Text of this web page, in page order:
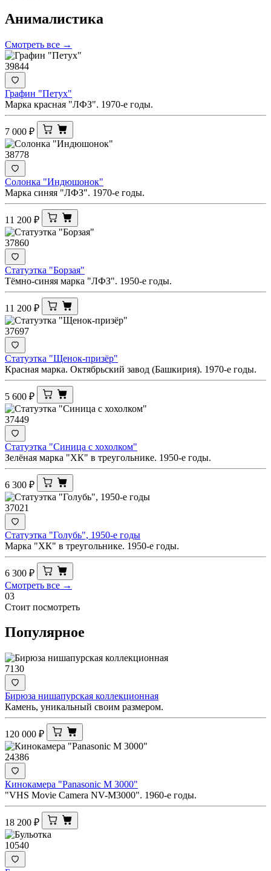
Анималистика
Смотреть все →
39844
Графин "Петух"
Марка красная "ЛФЗ". 1970-е годы.
7 000 ₽
38778
Солонка "Индюшонок"
Марка синяя "ЛФЗ". 1970-е годы.
11 200 ₽
37860
Статуэтка "Борзая"
Тёмно-синяя марка "ЛФЗ". 1950-е годы.
11 200 ₽
37697
Статуэтка "Щенок-призёр"
Красная марка. Октябрьский завод (Башкирия). 1970-е годы.
5 600 ₽
37449
Статуэтка "Синица с хохолком"
Зелёная марка "ХК" в треугольнике. 1950-е годы.
6 300 ₽
37021
Статуэтка "Голубь", 1950-е годы
Марка "ХК" в треугольнике. 1950-е годы.
6 300 ₽
Смотреть все →
03
Стоит посмотреть
Популярное
7130
Бирюза нишапурская коллекционная
Камень, уникальный своим размером.
120 000 ₽
24386
Кинокамера "Panasonic M 3000"
"VHS Movie Camera NV-M3000". 1960-е годы.
18 200 ₽
10540